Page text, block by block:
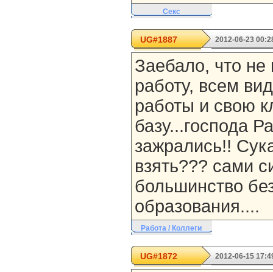
Секс
UG#1887 2012-06-23
Заебало, что не
работу, всем
работы и свою
базу...господа
зажрались!!
взять??? сами
большинство
образования....
Работа / Коллеги
UG#1872 2012-06-15